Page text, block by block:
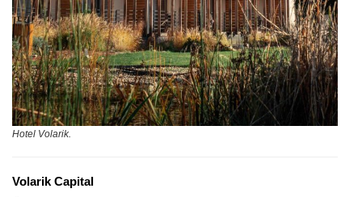
Hotel Volarik.
Volarik Capital